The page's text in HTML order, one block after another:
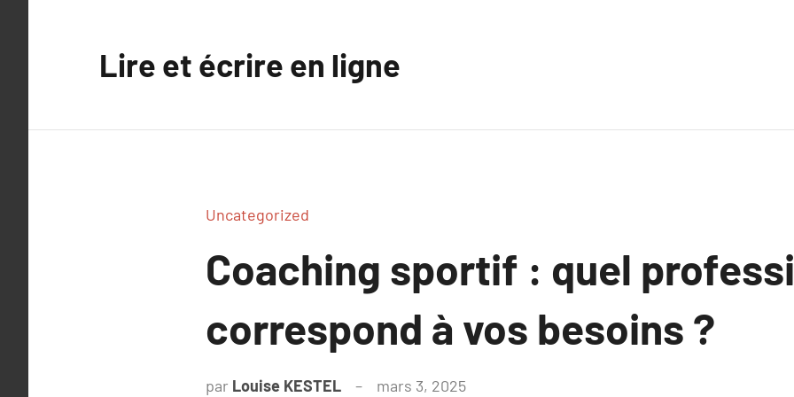
Lire et écrire en ligne
Uncategorized
Coaching sportif : quel
correspond à vos besoins ?
par Louise KESTEL mars 3, 2025